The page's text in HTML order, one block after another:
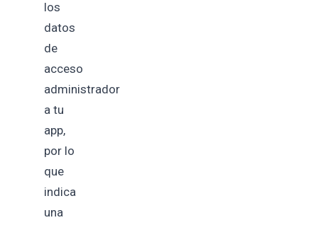
los
datos
de
acceso
administrador
a tu
app,
por lo
que
indica
una